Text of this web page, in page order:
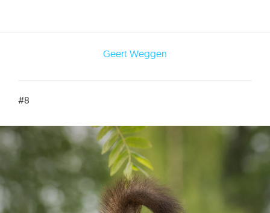
Geert Weggen
#8